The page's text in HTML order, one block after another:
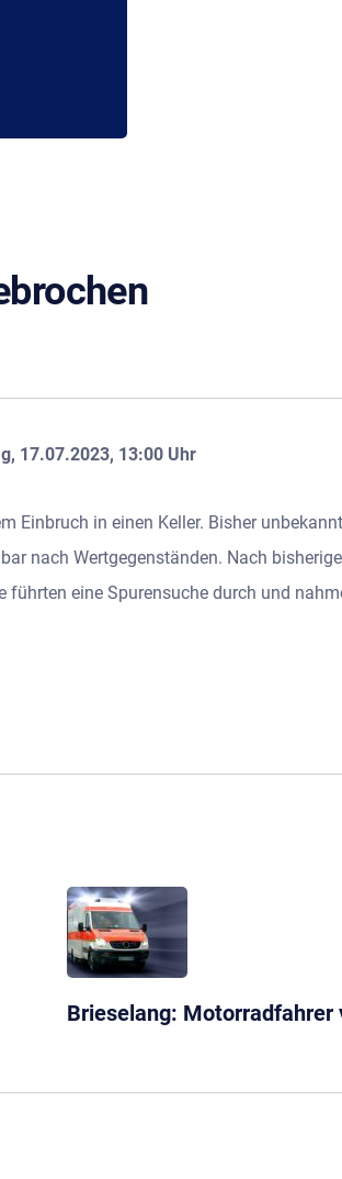
17.07.2023, 13:00 Uhr
Einbruch in einen Keller. Bisher
nach Wertgegenständen. Nach
eine Spurensuche durch und
Brieselang: